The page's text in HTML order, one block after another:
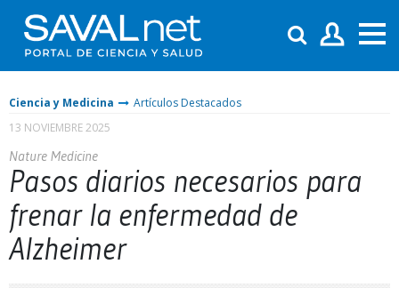
Ciencia y Medicina
Artículos Destacados
13 NOVIEMBRE 2025
Nature Medicine
Pasos diarios necesarios para
frenar la enfermedad de
Alzheimer